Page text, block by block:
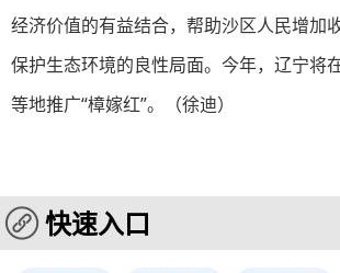
经济价值的有益结合，帮助沙区人民增加
保护生态环境的良性局面。今年，辽宁将
等地推广“樟嫁红”。（徐迪）
快速入口